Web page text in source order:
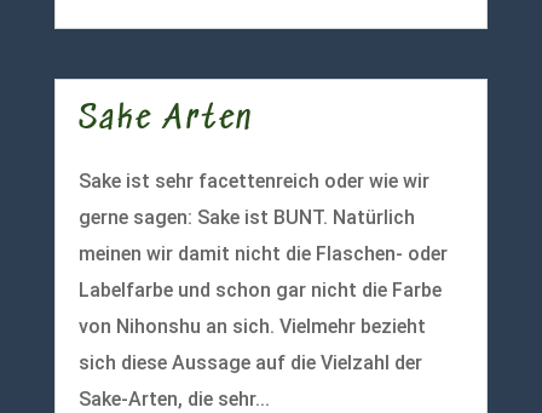
Sake Arten
Sake ist sehr facettenreich oder wie wir
gerne sagen: Sake ist BUNT. Natürlich
meinen wir damit nicht die Flaschen- oder
Labelfarbe und schon gar nicht die Farbe
von Nihonshu an sich. Vielmehr bezieht
sich diese Aussage auf die Vielzahl der
Sake-Arten, die sehr...